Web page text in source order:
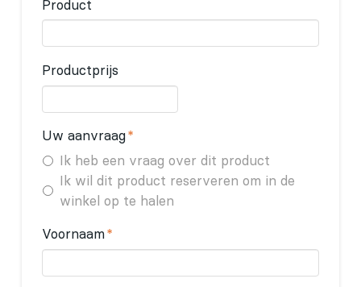
Product
Productprijs
Uw aanvraag*
Ik heb een vraag over dit product
Ik wil dit product reserveren om in de
winkel op te halen
Voornaam*